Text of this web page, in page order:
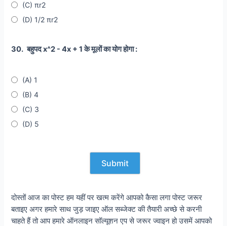
(C) πr2
(D) 1/2 πr2
30. बहुपद x^2 - 4x + 1 के मूलों का योग होगा :
(A) 1
(B) 4
(C) 3
(D) 5
दोस्तों आज का पोस्ट हम यहीं पर खत्म करेंगे आपको कैसा लगा पोस्ट जरूर
बताइए अगर हमारे साथ जुड़ जाइए ऑल सब्जेक्ट की तैयारी अच्छे से करनी
चाहते हैं तो आप हमारे ऑनलाइन सॉल्यूशन एप से जरूर ज्वाइन हो उसमें आपको